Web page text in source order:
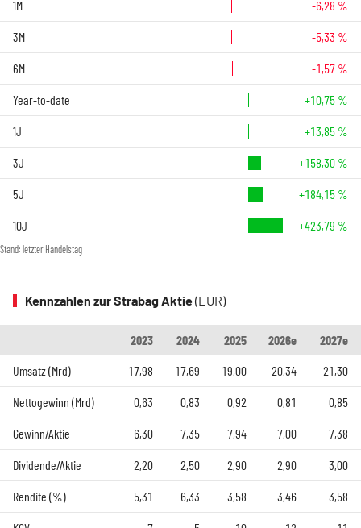
1M -6,28 %
3M -5,33 %
6M -1,57 %
Year-to-date +10,75 %
1J +13,85 %
3J +158,30 %
5J +184,15 %
10J +423,79 %
Stand: letzter Handelstag
Kennzahlen zur Strabag Aktie(EUR)
2023 2024 2025 2026e
2027e
Umsatz (Mrd)
17,98 17,69 19,00 20,34 21,30
Nettogewinn (Mrd) 0,63 0,83 0,92 0,81 0,85
Gewinn/Aktie 6,30 7,35 7,94 7,00 7,38
Dividende/Aktie 2,20 2,50 2,90 2,90 3,00
Rendite (%) 5,31 6,33 3,58 3,46 3,58